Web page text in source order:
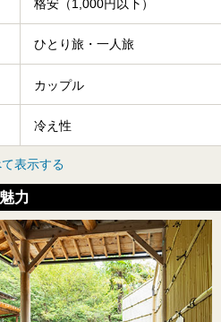
格安（1,000円以下）
ひとり旅・一人旅
カップル
冷え性
表示する
力